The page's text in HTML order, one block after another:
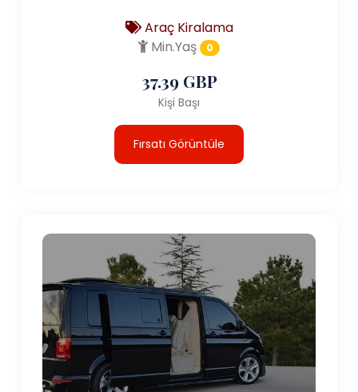
Araç Kiralama
Min.Yaş
0
37.39 GBP
Kişi Başı
Fırsatı Görüntüle